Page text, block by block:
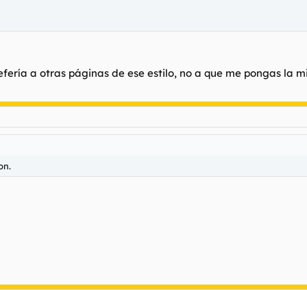
a otras páginas de ese estilo, no a que me pongas la